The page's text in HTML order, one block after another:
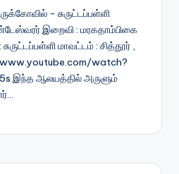
- சுருட்டப்பள்ளி
இறைவி : மரகதாம்பிகை
மாவட்டம் : சித்தூர் ,
watch?
இந்த ஆலயத்தில் அருளும்